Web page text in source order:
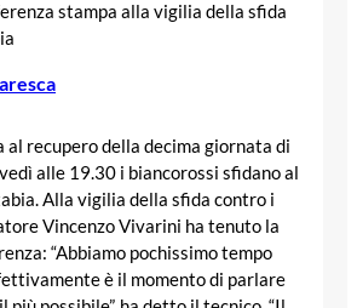
stampa alla vigilia della sfida
al recupero della decima giornata di
alle 19.30 i biancorossi sfidano al
Alla vigilia della sfida contro i
Vincenzo Vivarini ha tenuto la
“Abbiamo pochissimo tempo
è il momento di parlare